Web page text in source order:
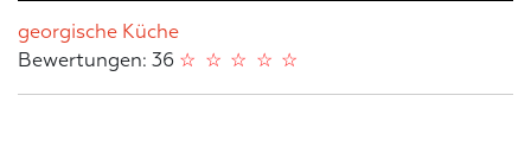
georgische Küche
Bewertungen: 36
☆
☆
☆
☆
☆